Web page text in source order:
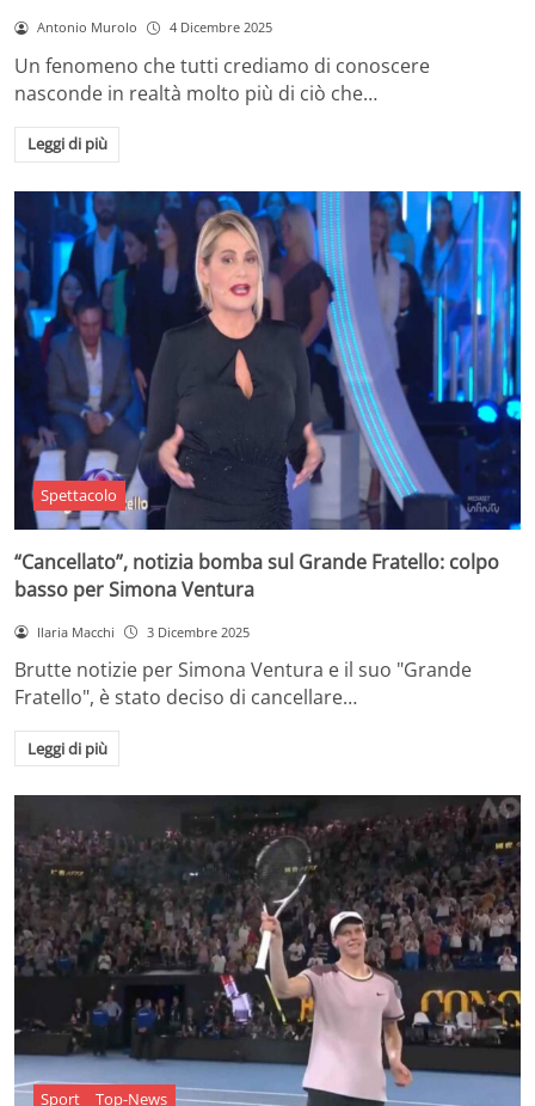
Antonio Murolo 4 Dicembre 2025
Un fenomeno che tutti crediamo di conoscere
nasconde in realtà molto più di ciò che…
Leggi di più
Spettacolo
“Cancellato”, notizia bomba sul Grande Fratello: colpo
basso per Simona Ventura
Ilaria Macchi 3 Dicembre 2025
Brutte notizie per Simona Ventura e il suo "Grande
Fratello", è stato deciso di cancellare…
Leggi di più
Sport Top-News